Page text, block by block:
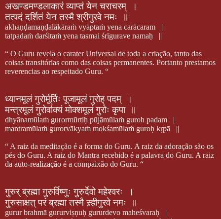
अखण्डमण्डलाकारं व्याप्तं येन चराचरम्
।
तत्पदं दर्शितं येन तस्मै श्रीगुरवे नमः ॥
akhaṇḍamaṇḍalākāraṁ vyāptaṁ yena carācaram
|
tatpadaṁ darśitaṁ yena tasmai śrīgurave namaḥ
||
“ O Guru revela o carater Universal de toda a criação, tanto das
coisas transitórias como das coisas permanentes. Portanto prestamos
reverencias ao respeitado Guru. “
ध्यानमूलं गुरोर्मूर्तिः पूजामूलं गुरोह् पदम्
।
मन्त्रमूलं गुरोर्वाक्यं मोक्शमूलं गुरोः कृपा ॥
dhyānamūlaṁ gurormūrtiḥ pūjāmūlaṁ guroh padam
|
mantramūlaṁ gurorvākyaṁ mokśamūlaṁ guroḥ kṛpā
||
“ A raiz da meditação é a forma do Guru. A raiz da adoração são os
pés do Guru. A raiz do Mantra recebido é a palavra do Guru. A raiz
da auto-realização é a compaixão do Guru. “
गुरुर् ब्रह्मा गुरुर्विष्णुः गुरुर्देवो महेश्वरः
।
गुरुसाक्षत् परं ब्रह्मा तस्मै स्र्हीगुरवे नमः ॥
gurur brahmā gururviṣṇuḥ gururdevo maheśvaraḥ
|